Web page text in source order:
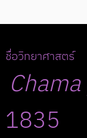
ชื่อวิทยาศาสตร์
Chama
1835